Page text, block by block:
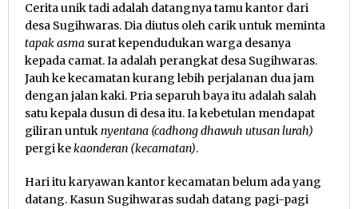
Cerita unik tadi adalah datangnya tamu kantor dari
desa Sugihwaras. Dia diutus oleh carik untuk meminta
tapak asma surat kependudukan warga desanya
kepada camat. Ia adalah perangkat desa Sugihwaras.
Jauh ke kecamatan kurang lebih perjalanan dua jam
dengan jalan kaki. Pria separuh baya itu adalah salah
satu kepala dusun di desa itu. Ia kebetulan mendapat
giliran untuknyentana (cadhong dhawuh utusan lurah)
pergi kekaonderan (kecamatan).
Hari itu karyawan kantor kecamatan belum ada yang
datang. Kasun Sugihwaras sudah datang pagi-pagi